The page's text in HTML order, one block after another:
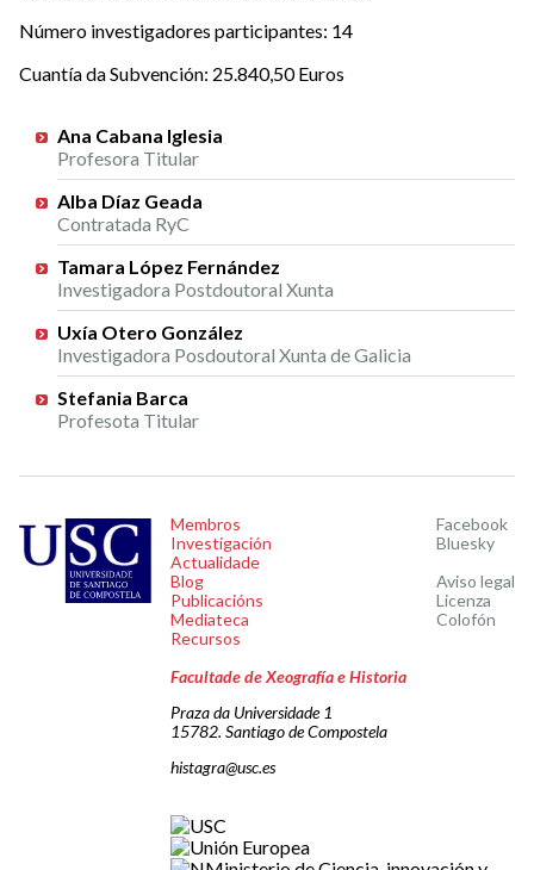
Número investigadores participantes: 14
Cuantía da Subvención: 25.840,50 Euros
Investigadores/as
Ana Cabana Iglesia
Profesora Titular
Alba Díaz Geada
Contratada RyC
Tamara López Fernández
Investigadora Postdoutoral Xunta
Uxía Otero González
Investigadora Posdoutoral Xunta de Galicia
Stefania Barca
Profesota Titular
Membros
Investigación
Actualidade
Blog
Publicacións
Mediateca
Recursos
Facebook
Bluesky
Aviso legal
Licenza
Colofón
Facultade de Xeografía e Historia
Praza da Universidade 1
15782. Santiago de Compostela
histagra@usc.es